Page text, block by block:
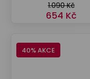
1.090 Kč
654 Kč
40% AKCE